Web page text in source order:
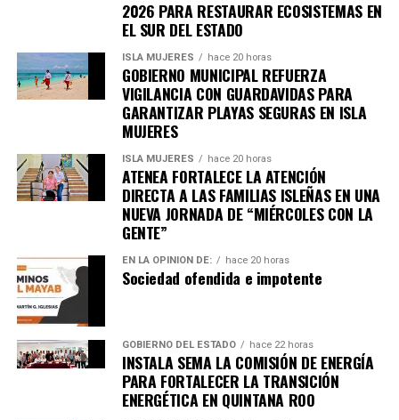
Recibe las noticias al instante
Únete al canal oficial de WhatsApp de
Quinto Podery recibe las noticias más
importantes de Quintana Roo directamente
en tu teléfono.
Unirme al canal de WhatsApp
2026 PARA RESTAURAR ECOSISTEMAS EN
EL SUR DEL ESTADO
ISLA MUJERES hace 20 horas
GOBIERNO MUNICIPAL REFUERZA
VIGILANCIA CON GUARDAVIDAS PARA
GARANTIZAR PLAYAS SEGURAS EN ISLA
MUJERES
ISLA MUJERES hace 20 horas
ATENEA FORTALECE LA ATENCIÓN
DIRECTA A LAS FAMILIAS ISLEÑAS EN UNA
NUEVA JORNADA DE “MIÉRCOLES CON LA
GENTE”
EN LA OPINIÓN DE: hace 20 horas
Sociedad ofendida e impotente
GOBIERNO DEL ESTADO hace 22 horas
INSTALA SEMA LA COMISIÓN DE ENERGÍA
PARA FORTALECER LA TRANSICIÓN
ENERGÉTICA EN QUINTANA ROO